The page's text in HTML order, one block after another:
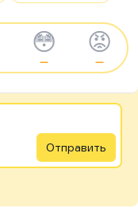
😳
—
😡
—
Отправить